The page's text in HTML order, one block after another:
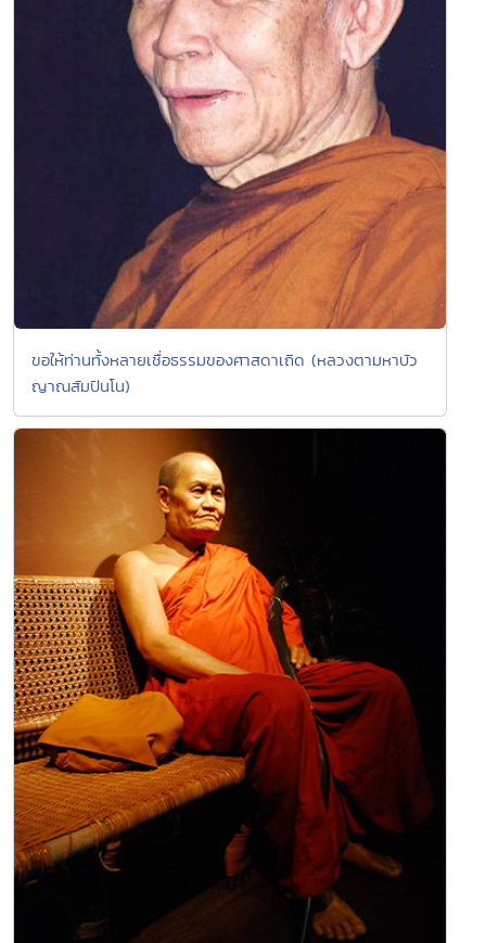
ขอให้ท่านทั้งหลายเชื่อธรรมของศาสดาเถิด (หลวงตามหาบัว
ญาณสัมปันโน)